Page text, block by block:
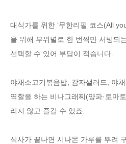
대식가를 위한 ‘무한리필 코스(All
을 위해 부위별로 한 번씩만 서빙되
선택할 수 있어 부담이 적습니다.
야채소고기볶음밥, 감자샐러드, 야
역할을 하는 비나그래찌(양파·토마
리지 않고 즐길 수 있죠.
식사가 끝나면 시나몬 가루를 뿌려